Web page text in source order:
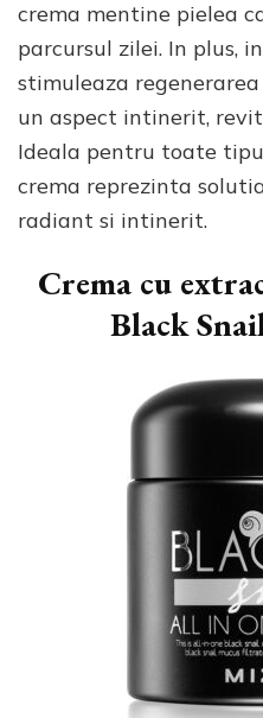
crema mentine pielea
parcursul zilei. In plus,
stimuleaza
un aspect intinerit,
Ideala pentru toate
crema reprezinta
radiant si intinerit.
Crema cu
Black